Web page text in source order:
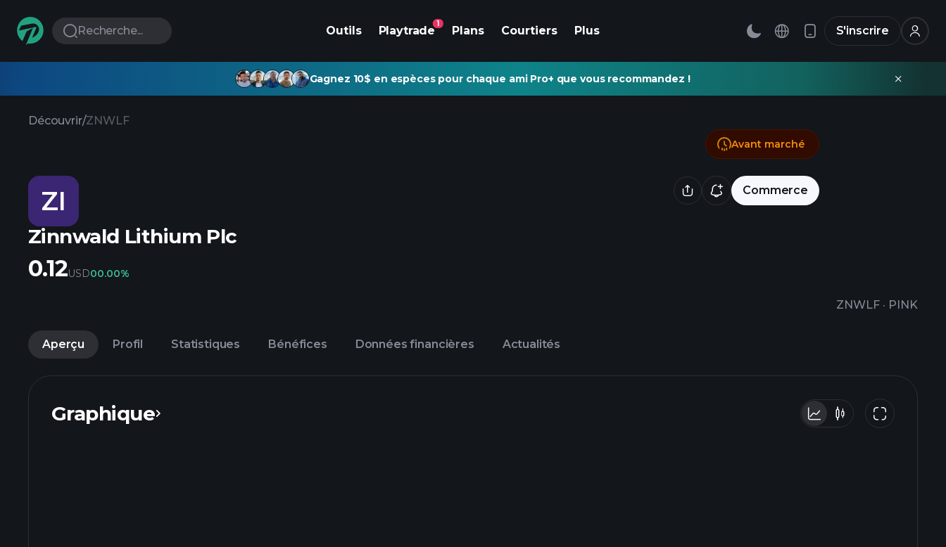
Recherche... Outils Playtrade
1
Plans Courtiers Plus S'inscrire
Gagnez 10$ en espèces pour chaque ami Pro+ que vous recommandez !
Découvrir/ZNWLF
ZI Commerce
Zinnwald Lithium Plc
ZNWLF · PINK
Avant marché
0.12USD00.00%
Aperçu Profil Statistiques Bénéfices Données financières Actualités
Graphique